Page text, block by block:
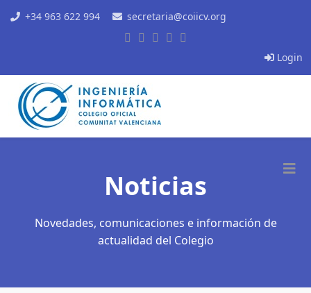
+34 963 622 994 secretaria@coiicv.org
Login
Noticias
Novedades, comunicaciones e información de
actualidad del Colegio